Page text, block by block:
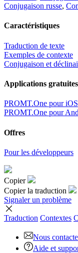
Conjugaison russe,
Caractéristiques
Traduction de texte
Exemples de contexte
Conjugaison et
Applications gratuites
PROMT.One pour iOS
PROMT.One pour
Offres
Pour les développeurs
Copier
Copier la traduction
Signaler un problème
Traduction Contextes
Nous
Aide et